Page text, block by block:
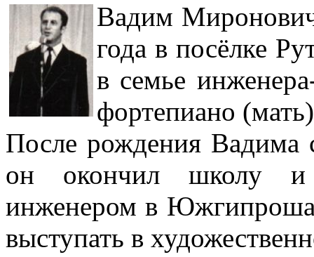
Вадим
года в посёлке
в семье
фортепиано
После рождения Вадима
он окончил школу и
инженером в
выступать в